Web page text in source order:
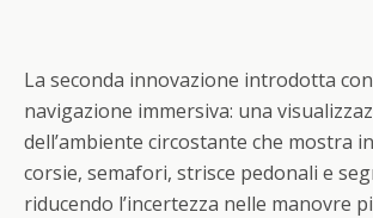
La seconda innovazione introdotta
navigazione immersiva: una
dell’ambiente circostante che mostra
corsie, semafori, strisce pedonali e
riducendo l’incertezza nelle manovre